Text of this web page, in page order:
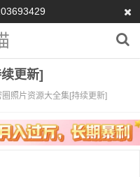
更新]
照片资源大全集[持续更新]